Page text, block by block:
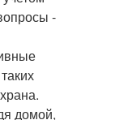
-
домой,